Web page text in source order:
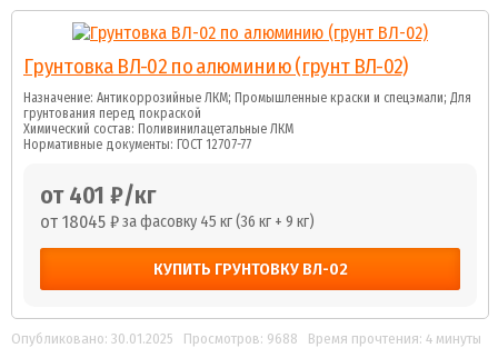
Грунтовка ВЛ-02 по алюминию (грунт ВЛ-02)
Назначение: Антикоррозийные ЛКМ; Промышленные краски и спецэмали; Для
грунтования перед покраской
Химический состав: Поливинилацетальные ЛКМ
Нормативные документы: ГОСТ 12707-77
от 401 ₽/кг
от 18045 ₽за фасовку 45 кг (36 кг + 9 кг)
КУПИТЬ ГРУНТОВКУ ВЛ-02
Опубликовано: 30.01.2025 Просмотров: 9688 Время прочтения: 4 минуты